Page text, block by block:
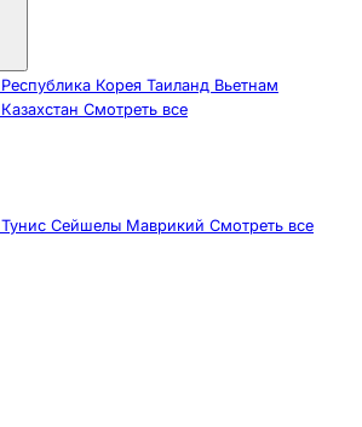
Республика Корея Таиланд Вьетнам
Казахстан Смотреть все
Тунис Сейшелы Маврикий Смотреть все